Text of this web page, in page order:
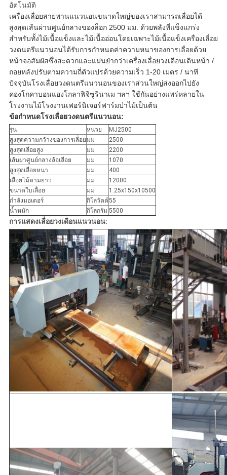
อัตโนมัติ
เครื่องเลื่อยสายพานแนวนอนขนาดใหญ่ของเราสามารถเลื่อยได้
สูงสุดเส้นผ่านศูนย์กลางของล็อก 2500 มม. ด้วยพลังที่แข็งแกร่ง
สำหรับทั้งไม้เนื้อแข็งและไม้เนื้ออ่อนโดยเฉพาะไม้เนื้อแข็งเครื่องเลื่อย
วงดนตรีแนวนอนได้รับการกำหนดค่าความหนาของการเลื่อยด้วย
หน้าจอสัมผัสซึ่งสะดวกและแม่นยำกว่าเครื่องเลื่อยวงเดือนเดินหน้า /
ถอยหลังปรับตามความถี่ตัวแปรด้วยความเร็ว 1-20 เมตร / นาที
ปัจจุบันโรงเลื่อยวงดนตรีแนวนอนของเราส่วนใหญ่ส่งออกไปยัง
คองโกคาบอนแองโกลาฟิจิซูรินาเม ฯลฯ ใช้กันอย่างแพร่หลายใน
โรงงานไม้โรงงานเฟอร์นิเจอร์ฟาร์มป่าไม้เป็นต้น
ข้อกำหนดโรงเลื่อยวงดนตรีแนวนอน:
รุ่น หน่วย
MJ2500
สูงสุดความกว้างของการเลื่อยมม
2500
สูงสุดเลื่อยสูง
มม
2200
เส้นผ่าศูนย์กลางล้อเลื่อย
มม
1070
สูงสุดเลื่อยหนา
มม
400
เลื่อยไม้ตามยาว
มม
12000
ขนาดใบเลื่อย
มม
1.25x150x10500
กำลังมอเตอร์
กิโลวัตต์55
น้ำหนัก
กิโลกรัม 5500
การแสดงเลื่อยวงเดือนแนวนอน: